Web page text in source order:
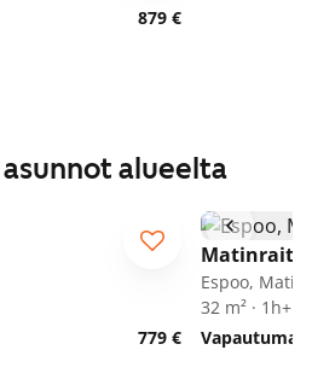
879 €
alueelta
779 €
Matinraitti
Espoo,
32 m² · 1h+kk